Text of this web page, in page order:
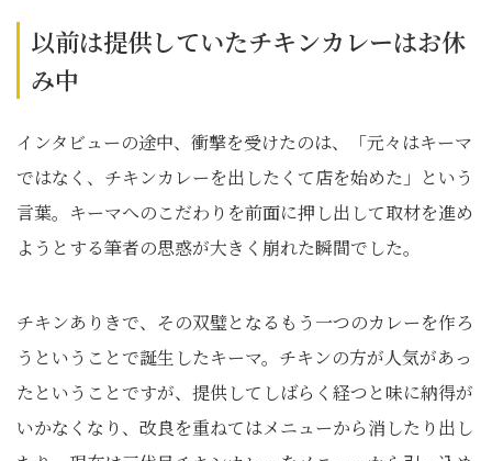
以前は提供していたチキンカレーはお休
み中
インタビューの途中、衝撃を受けたのは、「元々はキーマ
ではなく、チキンカレーを出したくて店を始めた」という
言葉。キーマへのこだわりを前面に押し出して取材を進め
ようとする筆者の思惑が大きく崩れた瞬間でした。
チキンありきで、その双璧となるもう一つのカレーを作ろ
うということで誕生したキーマ。チキンの方が人気があっ
たということですが、提供してしばらく経つと味に納得が
いかなくなり、改良を重ねてはメニューから消したり出し